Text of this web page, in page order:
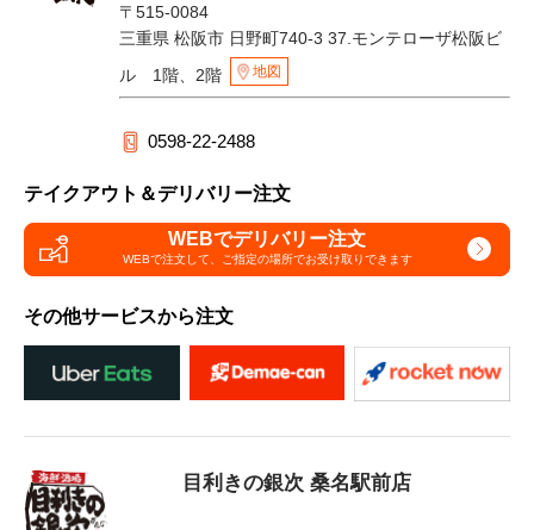
〒515-0084
三重県 松阪市 日野町740-3 37.モンテローザ松阪ビ
ル 1階、2階
地図
0598-22-2488
テイクアウト＆デリバリー注文
WEBでデリバリー注文
WEBで注文して、 ご指定の場所でお受け取りできます
その他サービスから注文
目利きの銀次 桑名駅前店